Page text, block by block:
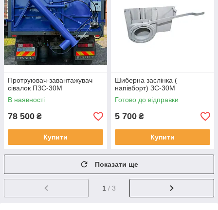
Протруювач-завантажувач
сівалок ПЗС-30М
В наявності
78 500 ₴
Купити
Шиберна заслінка (
напівборт) ЗС-30М
Готово до відправки
5 700 ₴
Купити
Показати ще
1 / 3